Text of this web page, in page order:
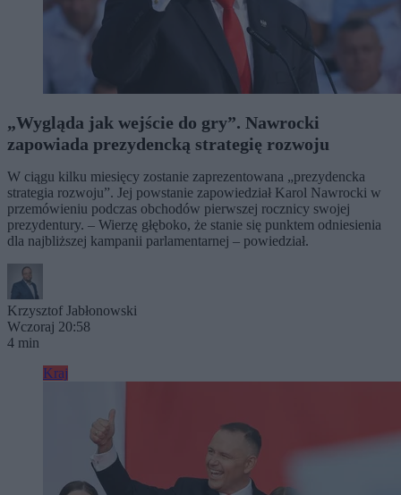
„Wygląda jak wejście do gry”. Nawrocki
zapowiada prezydencką strategię rozwoju
W ciągu kilku miesięcy zostanie zaprezentowana „prezydencka
strategia rozwoju”. Jej powstanie zapowiedział Karol Nawrocki w
przemówieniu podczas obchodów pierwszej rocznicy swojej
prezydentury. – Wierzę głęboko, że stanie się punktem odniesienia
dla najbliższej kampanii parlamentarnej – powiedział.
Krzysztof Jabłonowski
Wczoraj 20:58
4 min
Kraj